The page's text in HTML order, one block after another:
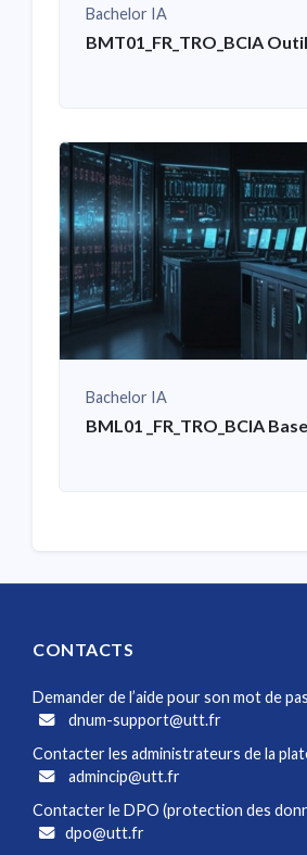
Bachelor IA
BMT01_FR_TRO_BCIA
Bachelor IA
BML01 _FR_TRO_BCIA
CONTACTS
Demander de l’aide pour son mot de
dnum-support@utt.fr
Contacter les administrateurs de la
admincip@utt.fr
Contacter le DPO (protection des
dpo@utt.fr